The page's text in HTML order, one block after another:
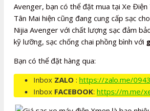
Avenger, bạn có thể đặt mua tại Xe Điện
Tân Mai hiện cũng đang cung cấp sạc
Nijia Avenger với chất lượng sạc đảm
kỹ lưỡng, sạc chống chai phồng bình với
Bạn có thể đặt hàng qua:
Inbox ZALO : https://zalo.me/
Inbox FACEBOOK: https://m.me/